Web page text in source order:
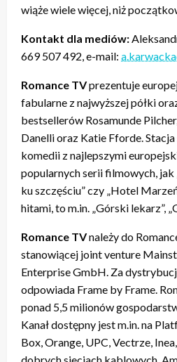
wiąże wiele więcej, niż
Kontakt dla mediów:
669 507 492, e-mail:
Romance TVprezentuje
fabularne z najwyższej półki
bestsellerów Rosamunde
Danelli oraz Katie Fforde.
komedii z najlepszymi
popularnych serii filmowych, jak
ku szczęściu” czy „Hotel
hitami, to m.in. „Górski lekarz”,
Romance TVnależy do
stanowiącej joint venture
Enterprise GmbH. Za
odpowiada Frame by Frame.
ponad 5,5 milionów
Kanał dostępny jest m.in. na
Box, Orange, UPC, Vectrze,